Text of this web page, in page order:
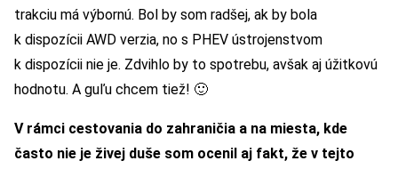
trakciu má výbornú. Bol by som radšej, ak by bola
k dispozícii AWD verzia, no s PHEV ústrojenstvom
k dispozícii nie je. Zdvihlo by to spotrebu, avšak aj úžitkovú
hodnotu. A guľu chcem tiež! 🙂
V rámci cestovania do zahraničia a na miesta, kde
často nie je živej duše som ocenil aj fakt, že v tejto